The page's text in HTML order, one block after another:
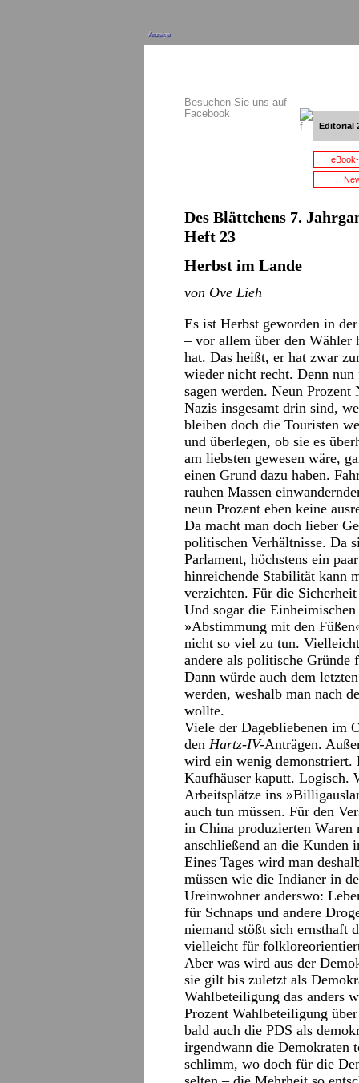
Anzeige
Besuchen Sie uns auf
Facebook
Editorial
Des Blättchens 7.
Heft 23
Herbst im Lande
von Ove Lieh
Es ist Herbst geworden in
– vor allem über den Wähler
hat. Das heißt, er hat zwar
wieder nicht recht. Denn
sagen werden. Neun
Nazis insgesamt drin sind,
bleiben doch die Touristen
und überlegen, ob sie es
am liebsten gewesen wäre,
einen Grund dazu haben.
rauhen Massen
neun Prozent eben keine
Da macht man doch lieber
politischen Verhältnisse. Da
Parlament, höchstens ein
hinreichende Stabilität kann
verzichten. Für die
Und sogar die
»Abstimmung mit den
nicht so viel zu tun.
andere als politische Gründe
Dann würde auch dem
werden, weshalb man nach
wollte.
Viele der Dagebliebenen im
den Hartz-IV-Anträgen.
wird ein wenig demonstriert.
Kaufhäuser kaputt. Logisch.
Arbeitsplätze ins
auch tun müssen. Für den
in China produzierten
anschließend an die Kunden
Eines Tages wird man
müssen wie die Indianer in
Ureinwohner anderswo:
für Schnaps und andere
niemand stößt sich ernsthaft
vielleicht für
Aber was wird aus der
sie gilt bis zuletzt als
Wahlbeteiligung das anders
Prozent Wahlbeteiligung
bald auch die PDS als
irgendwann die Demokraten
schlimm, wo doch für die